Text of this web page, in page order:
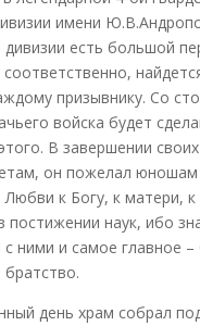
имени
есть большой
призывнику. Со
войска будет
В завершении
он пожелал
к Богу, к матери, к
постижении наук, ибо
с ними и самое главное –
братство.
день храм собрал